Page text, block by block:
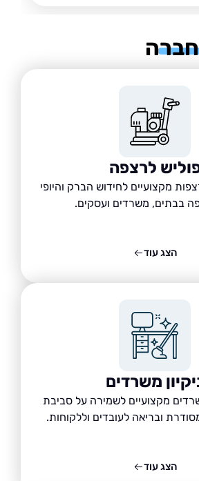
לרצפה
לחידוש הברק והיופי
משרדים ועסקים.
משרדים
לשמירה על סביבת
לעובדים וללקוחות.